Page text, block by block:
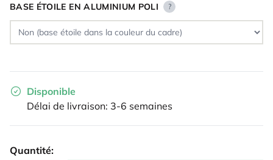
BASE ÉTOILE EN ALUMINIUM POLI ?
Disponible
Délai de livraison: 3-6 semaines
Quantité: